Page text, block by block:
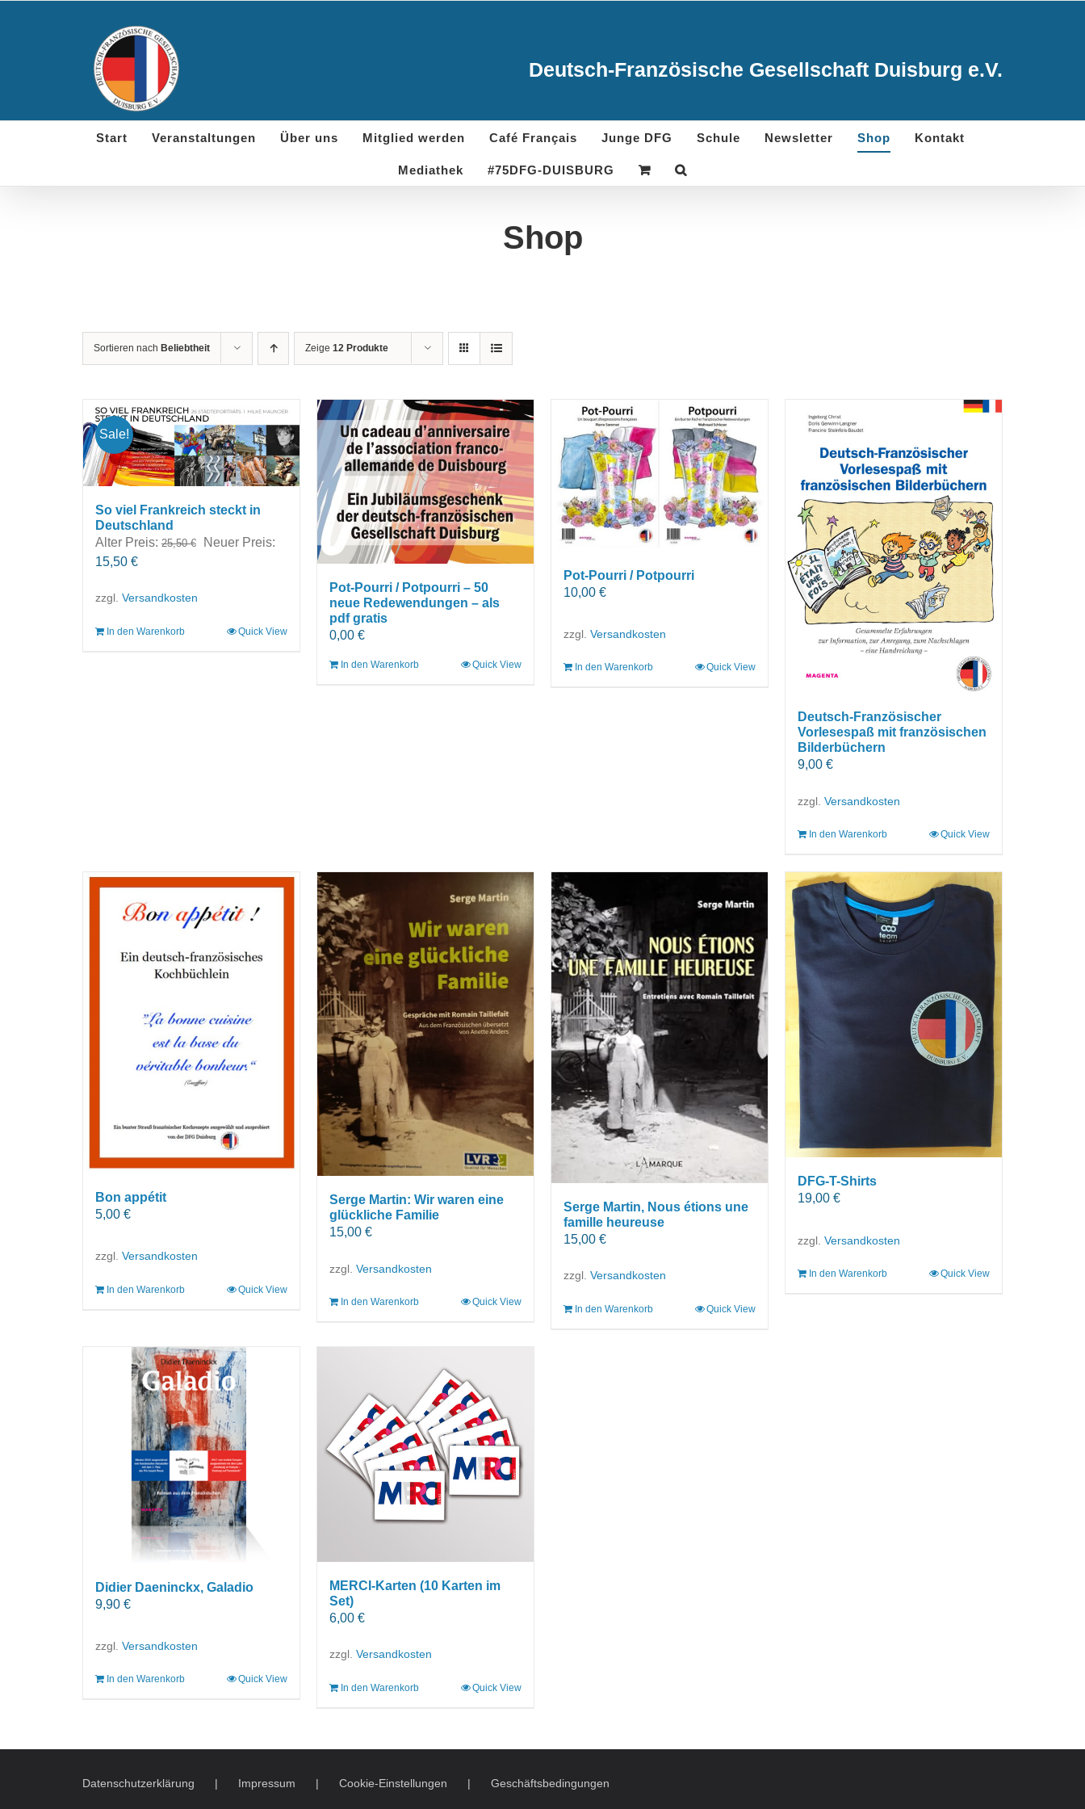
Deutsch-Französische Gesellschaft Duisburg e.V.
Start Veranstaltungen Über uns Mitglied werden Café Français Junge DFG Schule Newsletter Shop Kontakt
Mediathek #75DFG-DUISBURG
Shop
Sortieren nach Beliebtheit Zeige 12 Produkte
Sale!
So viel Frankreich steckt in
Deutschland
Alter Preis: 25,50€
Ursprünglicher
Neuer Preis:
15,50 €Aktueller
ist:
zzgl. Versandkosten
In den Warenkorb Quick View
Pot-Pourri / Potpourri – 50
neue Redewendungen – als
pdf gratis
0,00 €
In den Warenkorb Quick View
Pot-Pourri / Potpourri
10,00 €
zzgl. Versandkosten
In den Warenkorb Quick View
Deutsch-Französischer
Vorlesespaß mit französischen
Bilderbüchern
9,00 €
zzgl. Versandkosten
In den Warenkorb Quick View
Bon appétit
5,00 €
zzgl. Versandkosten
In den Warenkorb Quick View
Serge Martin: Wir waren eine
glückliche Familie
15,00 €
zzgl. Versandkosten
In den Warenkorb Quick View
Serge Martin, Nous étions une
famille heureuse
15,00 €
zzgl. Versandkosten
In den Warenkorb Quick View
DFG-T-Shirts
19,00 €
zzgl. Versandkosten
In den Warenkorb Quick View
Didier Daeninckx, Galadio
9,90 €
zzgl. Versandkosten
In den Warenkorb Quick View
MERCI-Karten (10 Karten im
Set)
6,00 €
zzgl. Versandkosten
In den Warenkorb Quick View
Datenschutzerklärung Impressum Cookie-Einstellungen Geschäftsbedingungen